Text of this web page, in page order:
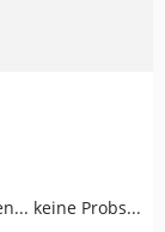
keine Probs...